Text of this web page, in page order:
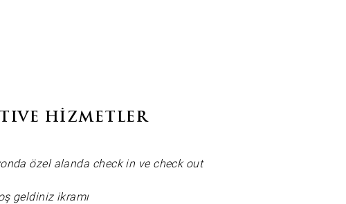
HİZMETLER
özel alanda check in ve check out
geldiniz ikramı